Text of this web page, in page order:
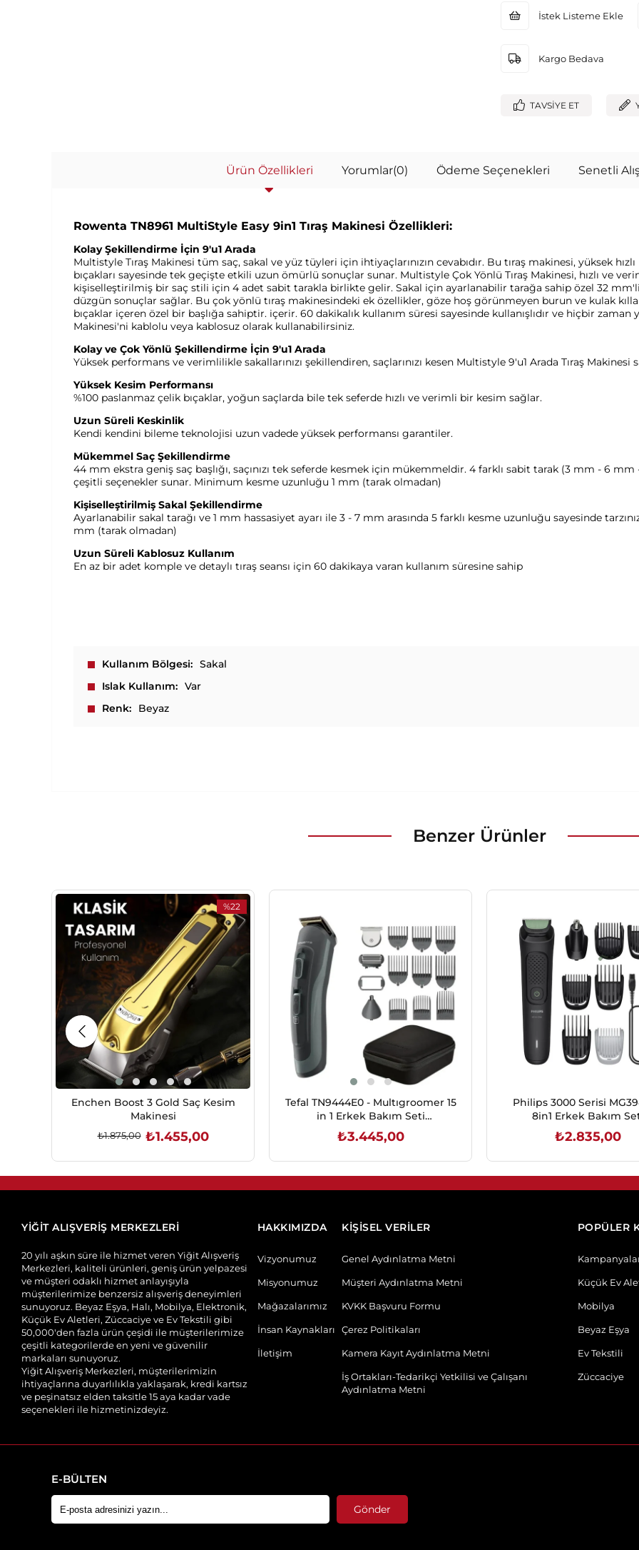
İstek Listeme Ekle
Kargo Bedava
TAVSIYE ET
Ürün Özellikleri Yorumlar(0) Ödeme Seçenekleri Senetli
Rowenta TN8961 MultiStyle Easy 9in1 Tıraş Makinesi Özellikleri:
Kolay Şekillendirme İçin 9'u1 Arada
Multistyle Tıraş Makinesi tüm saç, sakal ve yüz tüyleri için ihtiyaçlarınızın cevabıdır. Bu tıraş makinesi, yüksek
bıçakları sayesinde tek geçişte etkili uzun ömürlü sonuçlar sunar. Multistyle Çok Yönlü Tıraş Makinesi, hızlı ve
kişiselleştirilmiş bir saç stili için 4 adet sabit tarakla birlikte gelir. Sakal için ayarlanabilir tarağa sahip özel 32
düzgün sonuçlar sağlar. Bu çok yönlü tıraş makinesindeki ek özellikler, göze hoş görünmeyen burun ve kulak
bıçaklar içeren özel bir başlığa sahiptir. içerir. 60 dakikalık kullanım süresi sayesinde kullanışlıdır ve hiçbir zaman
Makinesi'ni kablolu veya kablosuz olarak kullanabilirsiniz.
Kolay ve Çok Yönlü Şekillendirme İçin 9'u1 Arada
Yüksek performans ve verimlilikle sakallarınızı şekillendiren, saçlarınızı kesen Multistyle 9'u1 Arada Tıraş
Yüksek Kesim Performansı
%100 paslanmaz çelik bıçaklar, yoğun saçlarda bile tek seferde hızlı ve verimli bir kesim sağlar.
Uzun Süreli Keskinlik
Kendi kendini bileme teknolojisi uzun vadede yüksek performansı garantiler.
Mükemmel Saç Şekillendirme
44 mm ekstra geniş saç başlığı, saçınızı tek seferde kesmek için mükemmeldir. 4 farklı sabit tarak (3 mm - 6
çeşitli seçenekler sunar. Minimum kesme uzunluğu 1 mm (tarak olmadan)
Kişiselleştirilmiş Sakal Şekillendirme
Ayarlanabilir sakal tarağı ve 1 mm hassasiyet ayarı ile 3 - 7 mm arasında 5 farklı kesme uzunluğu sayesinde
mm (tarak olmadan)
Uzun Süreli Kablosuz Kullanım
En az bir adet komple ve detaylı tıraş seansı için 60 dakikaya varan kullanım süresine sahip
Kullanım Bölgesi
Sakal
Islak Kullanım
Var
Renk
Beyaz
Benzer Ürünler
%22
İndirim
%22İndirim
Enchen Boost 3 Gold Saç Kesim
Makinesi
₺1.455,00
₺1.875,00
Tefal TN9444E0 - Multıgroomer 15
in 1 Erkek Bakım Seti
(1830009285)
₺3.445,00
Philips 3000 Serisi
8in1 Erkek Bakım
₺2.835,00
YİĞİT ALIŞVERİŞ MERKEZLERİ
20 yılı aşkın süre ile hizmet veren Yiğit Alışveriş
Merkezleri, kaliteli ürünleri, geniş ürün yelpazesi
ve müşteri odaklı hizmet anlayışıyla
müşterilerimize benzersiz alışveriş deneyimleri
sunuyoruz. Beyaz Eşya, Halı, Mobilya, Elektronik,
Küçük Ev Aletleri, Züccaciye ve Ev Tekstili gibi
50,000'den fazla ürün çeşidi ile müşterilerimize
çeşitli kategorilerde en yeni ve güvenilir
markaları sunuyoruz.
Yiğit Alışveriş Merkezleri, müşterilerimizin
ihtiyaçlarına duyarlılıkla yaklaşarak, kredi kartsız
ve peşinatsız elden taksitle 15 aya kadar vade
seçenekleri ile hizmetinizdeyiz.
HAKKIMIZDA
Vizyonumuz
Misyonumuz
Mağazalarımız
İnsan Kaynakları
İletişim
KİŞİSEL VERİLER
Genel Aydınlatma Metni
Müşteri Aydınlatma Metni
KVKK Başvuru Formu
Çerez Politikaları
Kamera Kayıt Aydınlatma Metni
İş Ortakları-Tedarikçi Yetkilisi ve Çalışanı
Aydınlatma Metni
POPÜLER
Küçük Ev
Mobilya
Beyaz Eşya
Ev Tekstili
Züccaciye
E-BÜLTEN
Gönder